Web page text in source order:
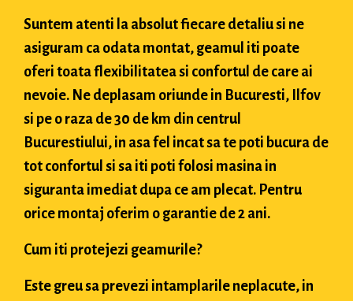
Suntem atenti la absolut fiecare detaliu si ne
asiguram ca odata montat, geamul iti poate
oferi toata flexibilitatea si confortul de care ai
nevoie. Ne deplasam oriunde in Bucuresti, Ilfov
si pe o raza de 30 de km din centrul
Bucurestiului, in asa fel incat sa te poti bucura de
tot confortul si sa iti poti folosi masina in
siguranta imediat dupa ce am plecat. Pentru
orice montaj oferim o garantie de 2 ani.
Cum iti protejezi geamurile?
Este greu sa prevezi intamplarile neplacute, in